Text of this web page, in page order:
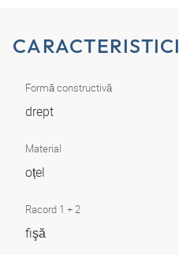
CARACTERISTICI
Formă constructivă
drept
Material
oțel
Racord 1 + 2
fişă